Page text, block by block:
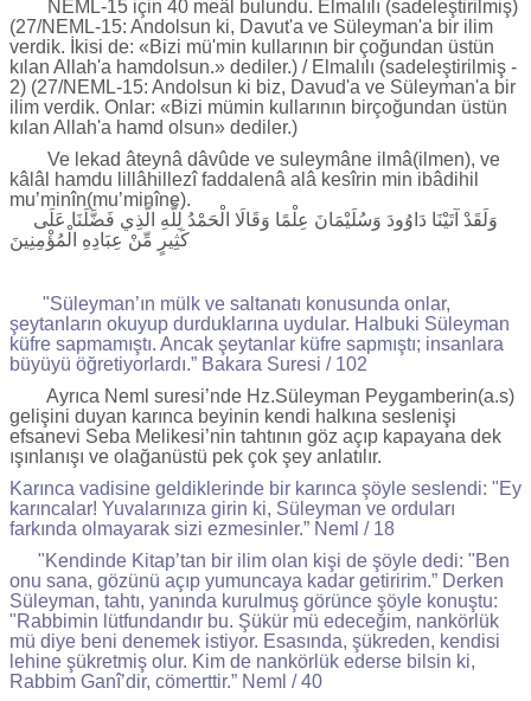
NEML-15 için 40 meâl bulundu. Elmalılı (sadeleştirilmiş)
(27/NEML-15: Andolsun ki, Davut'a ve Süleyman'a bir ilim
verdik. İkisi de: «Bizi mü'min kullarının bir çoğundan üstün
kılan Allah'a hamdolsun.» dediler.) / Elmalılı (sadeleştirilmiş -
2) (27/NEML-15: Andolsun ki biz, Davud'a ve Süleyman'a bir
ilim verdik. Onlar: «Bizi mümin kullarının birçoğundan üstün
kılan Allah'a hamd olsun» dediler.)
Ve lekad âteynâ dâvûde ve suleymâne ilmâ(ilmen), ve
kâlâl hamdu lillâhillezî faddalenâ alâ kesîrin min ibâdihil
mu’minîn(mu’minîne).
كَثِيرٍ مِّنْ عِبَادِهِ الْمُؤْمِنِينَ
"Süleyman’ın mülk ve saltanatı konusunda onlar,
şeytanların okuyup durduklarına uydular. Halbuki Süleyman
küfre sapmamıştı. Ancak şeytanlar küfre sapmıştı; insanlara
büyüyü öğretiyorlardı.” Bakara Suresi / 102
Ayrıca Neml suresi’nde Hz.Süleyman Peygamberin(a.s)
gelişini duyan karınca beyinin kendi halkına seslenişi
efsanevi Seba Melikesi’nin tahtının göz açıp kapayana dek
ışınlanışı ve olağanüstü pek çok şey anlatılır.
Karınca vadisine geldiklerinde bir karınca şöyle seslendi: "Ey
karıncalar! Yuvalarınıza girin ki, Süleyman ve orduları
farkında olmayarak sizi ezmesinler.” Neml / 18
"Kendinde Kitap’tan bir ilim olan kişi de şöyle dedi: "Ben
onu sana, gözünü açıp yumuncaya kadar getiririm.” Derken
Süleyman, tahtı, yanında kurulmuş görünce şöyle konuştu:
"Rabbimin lütfundandır bu. Şükür mü edeceğim, nankörlük
mü diye beni denemek istiyor. Esasında, şükreden, kendisi
lehine şükretmiş olur. Kim de nankörlük ederse bilsin ki,
Rabbim Ganî’dir, cömerttir.” Neml / 40